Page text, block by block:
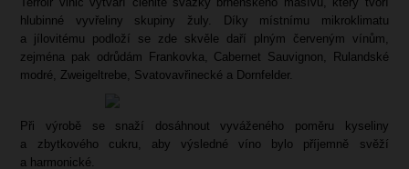
hlubinné vyvřeliny skupiny žuly. Díky místnímu mikroklimatu
a jílovitému podloží se zde skvěle daří plným červeným vínům,
zejména pak odrůdám Frankovka, Cabernet Sauvignon, Rulandské
modré, Zweigeltrebe, Svatovavřinecké a Dornfelder.
Při výrobě se snaží dosáhnout vyváženého poměru kyseliny
a zbytkového cukru, aby výsledné víno bylo příjemně svěží
a harmonické.